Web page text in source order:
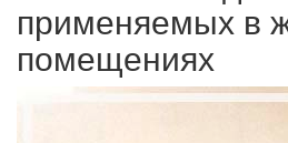
применяемых в
помещениях